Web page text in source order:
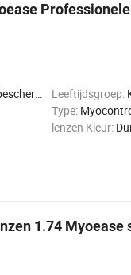
Leeftijdsgroep:
Type:
lenzen Kleur:
1.74 Myoease